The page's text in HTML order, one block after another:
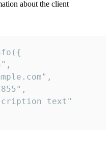
about the client
text"